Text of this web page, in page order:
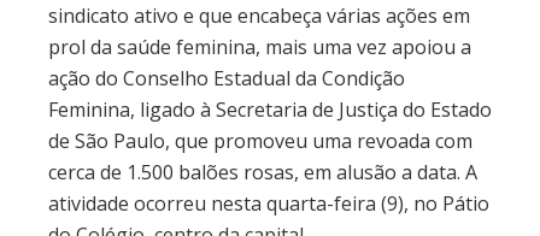
sindicato ativo e que encabeça várias ações em
prol da saúde feminina, mais uma vez apoiou a
ação do Conselho Estadual da Condição
Feminina, ligado à Secretaria de Justiça do Estado
de São Paulo, que promoveu uma revoada com
cerca de 1.500 balões rosas, em alusão a data. A
atividade ocorreu nesta quarta-feira (9), no Pátio